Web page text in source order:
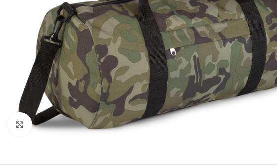
Click to enlarge